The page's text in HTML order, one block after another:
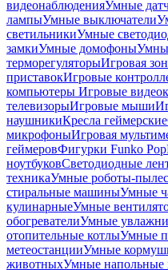
видеонаблюденияУмные
лампыУмные выключатели
светильникиУмные
замкиУмные домофоны
терморегуляторыИгровая
приставокИгровые
компьютеры Игровые
телевизорыИгровые мыши
наушникиКресла геймерские
микрофоныИгровая
геймеровФигурки Funko Pop
ноутбуковСветодиодные
техникаУмные роботы-
стиральные машиныУмные
кулинарныеУмные
обогревателиУмные
отопительные котлыУмные
метеостанцииУмные
животныхУмные напольные